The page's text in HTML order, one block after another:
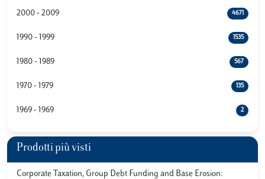
2000 - 2009 4671
1990 - 1999 1535
1980 - 1989 567
1970 - 1979 135
1969 - 1969 2
Prodotti più visti
Corporate Taxation, Group Debt Funding and Base Erosion: